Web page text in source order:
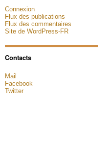
Connexion
Flux des publications
Flux des commentaires
Site de WordPress-FR
Contacts
Mail
Facebook
Twitter